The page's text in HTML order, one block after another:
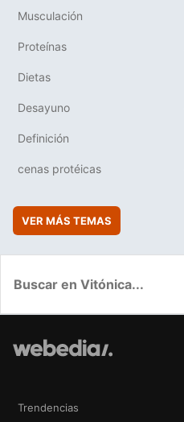
Musculación
Proteínas
Dietas
Desayuno
Definición
cenas protéicas
VER MÁS TEMAS
Trendencias